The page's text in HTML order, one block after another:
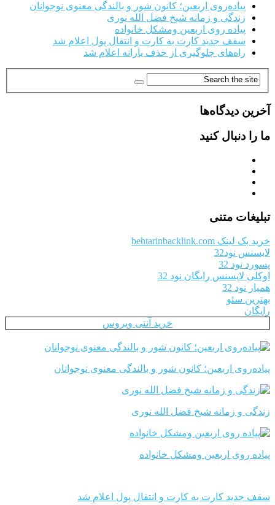
پیاده‌روی اربعین؛ کانون شور و بالندگی معنوی نوجوانان
زندگی و زمانه شیخ فضل الله نوری
پیاده روی اربعین ومشکل خانواده
سقف جدید کارت به کارت و انتقال پول اعلام شد
راه‌های جلوگیری از حذف یارانه اعلام شد
آخرین دیدگاه‌ها
ما را دنبال کنید
تبلیغات متنی
خرید بک لینک behtarinbacklink.com
لایسنس نود32
پسورد نود 32
اوکلی لایسنس رایگان نود 32
همیار نود 32
بهترین سئو
رایگان
خرید آنتی ویروس
پیاده‌روی اربعین؛ کانون شور و بالندگی معنوی نوجوانان
زندگی و زمانه شیخ فضل الله نوری
پیاده روی اربعین ومشکل خانواده
سقف جدید کارت به کارت و انتقال پول اعلام شد